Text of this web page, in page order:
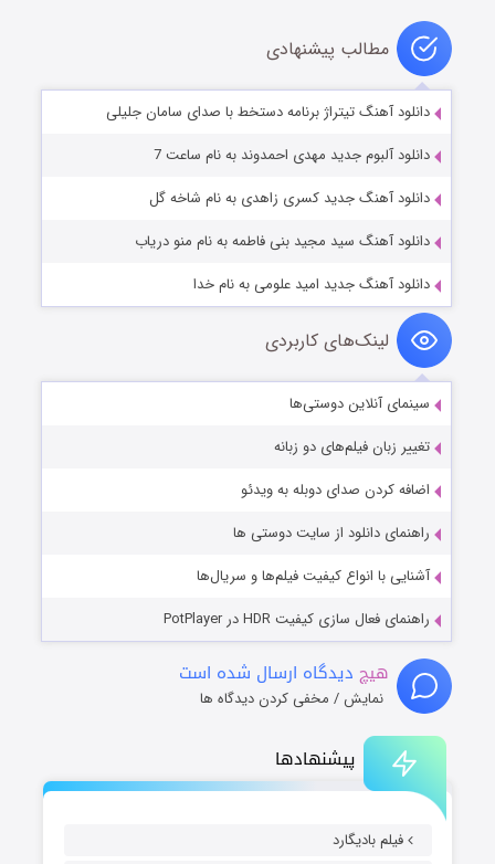
پیشنهادها
فیلم بادیگارد
مطالب پیشنهادی
دانلود آهنگ تیتراژ برنامه دستخط با صدای سامان جلیلی
دانلود آلبوم جدید مهدی احمدوند به نام ساعت 7
دانلود آهنگ جدید کسری زاهدی به نام شاخه گل
دانلود آهنگ سید مجید بنی فاطمه به نام منو دریاب
دانلود آهنگ جدید امید علومی به نام خدا
لینک‌های کاربردی
سینمای آنلاین دوستی‌ها
تغییر زبان فیلم‌های دو زبانه
اضافه کردن صدای دوبله به ویدئو
راهنمای دانلود از سایت دوستی ها
آشنایی با انواع کیفیت فیلم‌ها و سریال‌ها
راهنمای فعال سازی کیفیت HDR در PotPlayer
هیچ دیدگاه ارسال شده است
نمایش / مخفی کردن دیدگاه ها